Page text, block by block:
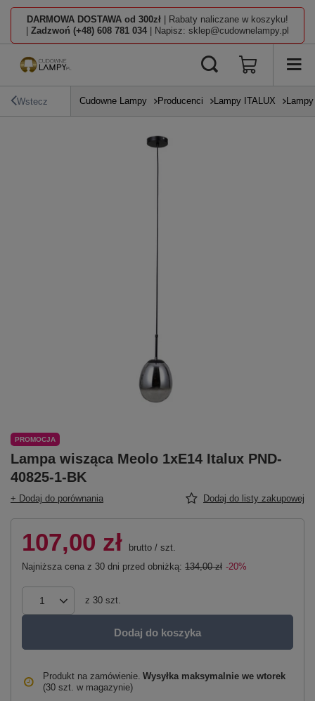
DARMOWA DOSTAWA od 300zł | Rabaty naliczane w koszyku!
Zadzwoń (+48) 608 781 034 | Napisz: sklep@cudownelampy.pl
Wstecz Cudowne Lampy Producenci Lampy ITALUX
PROMOCJA
Lampa wisząca Meolo 1xE14 Italux PND-
40825-1-BK
+ Dodaj do porównania Dodaj do listy zakupowej
107,00 zł brutto / szt.
Najniższa cena z 30 dni przed obniżką: 134,00 zł -20%
z 30 szt.
Dodaj do koszyka
Produkt na zamówienie Wysyłka maksymalnie we wtorek
(30 szt. w magazynie)